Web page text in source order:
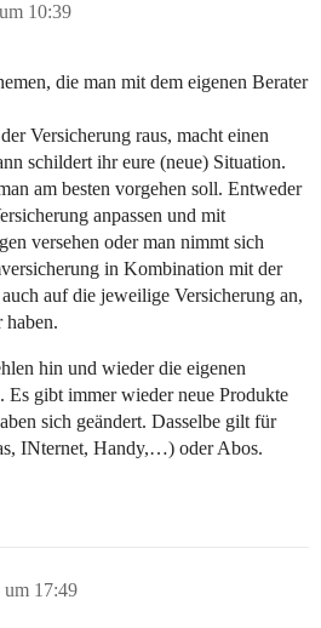
10:39
die man mit dem eigenen Berater
Versicherung raus, macht einen
schildert ihr eure (neue) Situation.
am besten vorgehen soll. Entweder
anpassen und mit
versehen oder man nimmt sich
in Kombination mit der
auf die jeweilige Versicherung an,
hin und wieder die eigenen
Es gibt immer wieder neue Produkte
sich geändert. Dasselbe gilt für
INternet, Handy,…) oder Abos.
um 17:49